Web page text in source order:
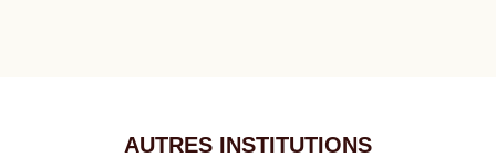
AUTRES INSTITUTIONS